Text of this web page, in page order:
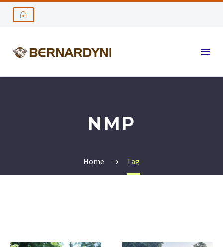
NMP
Home Tag